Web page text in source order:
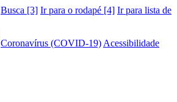
Busca [3] Ir para o rodapé [4] Ir para lista de
Coronavírus (COVID-19) Acessibilidade